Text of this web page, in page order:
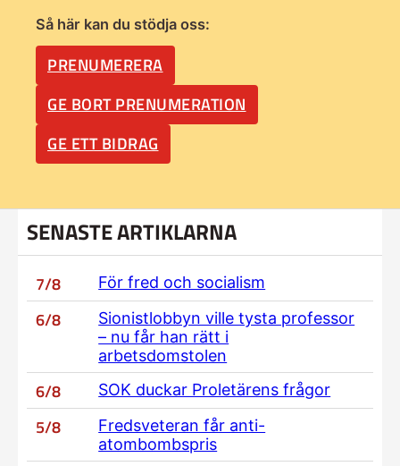
Så här kan du stödja oss:
PRENUMERERA
GE BORT PRENUMERATION
GE ETT BIDRAG
SENASTE ARTIKLARNA
7/8 För fred och socialism
6/8
Sionistlobbyn ville tysta professor
– nu får han rätt i
arbetsdomstolen
6/8 SOK duckar Proletärens frågor
5/8
Fredsveteran får anti-
atombombspris